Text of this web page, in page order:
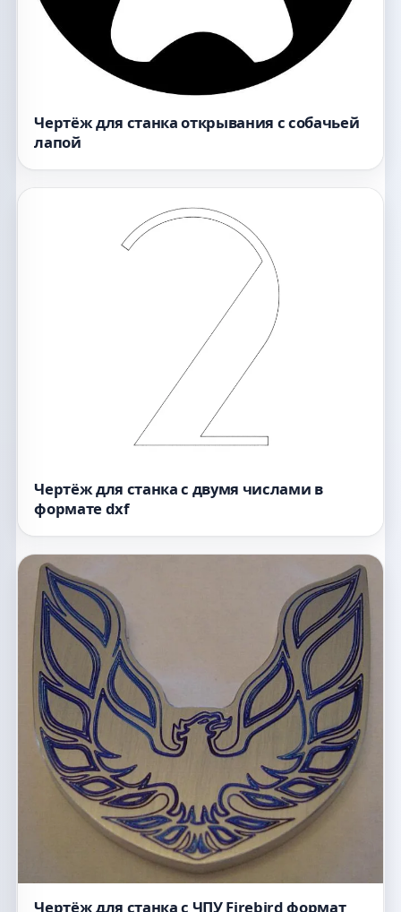
Чертёж для станка открывания с собачьей
лапой
Чертёж для станка с двумя числами в
формате dxf
Чертёж для станка с ЧПУ Firebird формат